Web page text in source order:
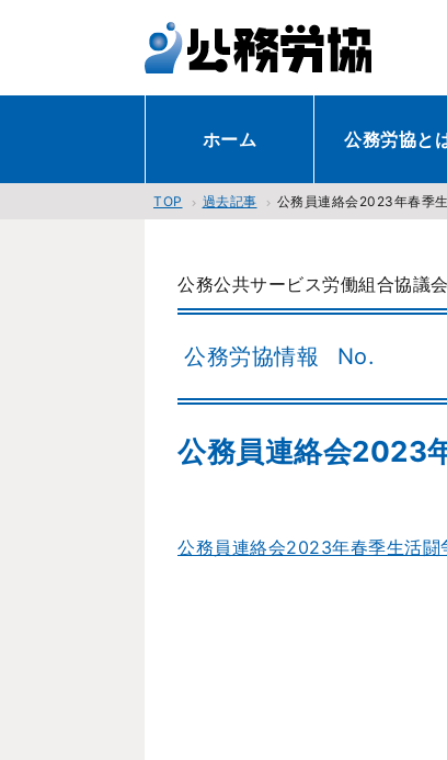
ホーム 公務労協と
TOP 過去記事 公務員連絡会2023年春季
公務公共サービス労働組合協議会
公務労協情報 No.
公務員連絡会2023
公務員連絡会2023年春季生活